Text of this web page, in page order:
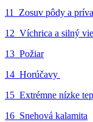
11_Zosuv pôdy a
12_Víchrica a silný
13_Požiar
14_Horúčavy
15_Extrémne nízke
16_Snehová kalamita